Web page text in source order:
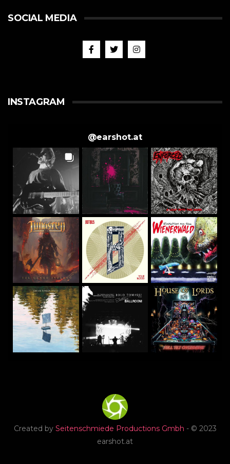
SOCIAL MEDIA
INSTAGRAM
@earshot.at
Created by Seitenschmiede Productions Gmbh - © 2023
earshot.at